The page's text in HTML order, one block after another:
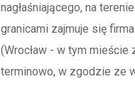
nagłaśniającego, na
granicami zajmuje się
(Wrocław - w tym
terminowo, w zgodzie ze